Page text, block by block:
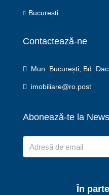
București
Contactează-ne
Mun. București, Bd.
imobiliare@ro.post
Abonează-te la
În